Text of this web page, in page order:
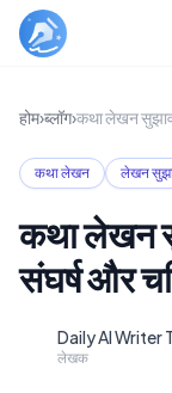
होम›ब्लॉग›कथा लेखन
कथा लेखन लेखन
कथा लेखन
संघर्ष और
Daily AI Writer
लेखक